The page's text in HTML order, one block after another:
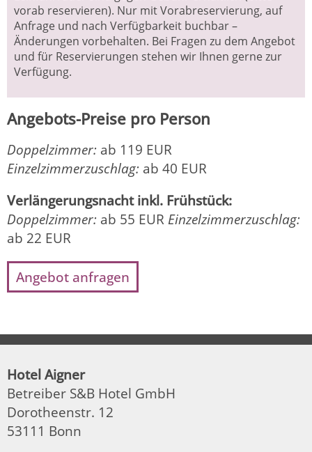
Angebots-Preise pro Person
Doppelzimmer: ab 119 EUR
Einzelzimmerzuschlag: ab 40 EUR
Verlängerungsnacht inkl. Frühstück:
Doppelzimmer: ab 55 EUR Einzelzimmerzuschlag:
ab 22 EUR
Angebot anfragen
vorab reservieren). Nur mit Vorabreservierung, auf
Anfrage und nach Verfügbarkeit buchbar –
Änderungen vorbehalten. Bei Fragen zu dem Angebot
und für Reservierungen stehen wir Ihnen gerne zur
Verfügung.
Hotel Aigner
Betreiber S&B Hotel GmbH
Dorotheenstr. 12
53111 Bonn